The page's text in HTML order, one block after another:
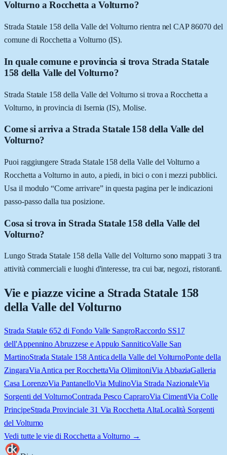
Volturno a Rocchetta a Volturno?
Strada Statale 158 della Valle del Volturno rientra nel CAP 86070 del
comune di Rocchetta a Volturno (IS).
In quale comune e provincia si trova Strada Statale
158 della Valle del Volturno?
Strada Statale 158 della Valle del Volturno si trova a Rocchetta a
Volturno, in provincia di Isernia (IS), Molise.
Come si arriva a Strada Statale 158 della Valle del
Volturno?
Puoi raggiungere Strada Statale 158 della Valle del Volturno a
Rocchetta a Volturno in auto, a piedi, in bici o con i mezzi pubblici.
Usa il modulo “Come arrivare” in questa pagina per le indicazioni
passo-passo dalla tua posizione.
Cosa si trova in Strada Statale 158 della Valle del
Volturno?
Lungo Strada Statale 158 della Valle del Volturno sono mappati 3 tra
attività commerciali e luoghi d'interesse, tra cui bar, negozi, ristoranti.
Vie e piazze vicine a Strada Statale 158
della Valle del Volturno
Strada Statale 652 di Fondo Valle SangroRaccordo SS17
dell'Appennino Abruzzese e Appulo SanniticoValle San
MartinoStrada Statale 158 Antica della Valle del VolturnoPonte della
ZingaraVia Antica per RocchettaVia OlimitoniVia AbbaziaGalleria
Casa LorenzoVia PantanelloVia MulinoVia Strada NazionaleVia
Sorgenti del VolturnoContrada Pesco CapraroVia CimentiVia Colle
PrincipeStrada Provinciale 31 Via Rocchetta AltaLocalità Sorgenti
del Volturno
Vedi tutte le vie di Rocchetta a Volturno →